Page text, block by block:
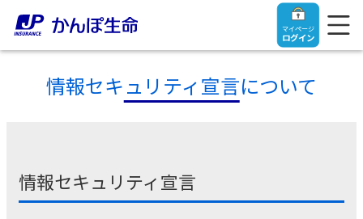
マイページ
ログイン
ご契約者さま
情報セキュリティ宣言について
情報セキュリティ宣言